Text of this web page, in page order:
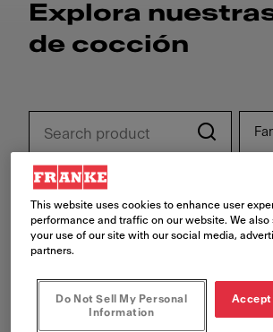
Explora
de cocción
Restablecer filtros
This website uses cookies to enhance user
performance and traffic on our website. We
your use of our site with our social media,
partners.
Do Not Sell My Personal
Information
Accept